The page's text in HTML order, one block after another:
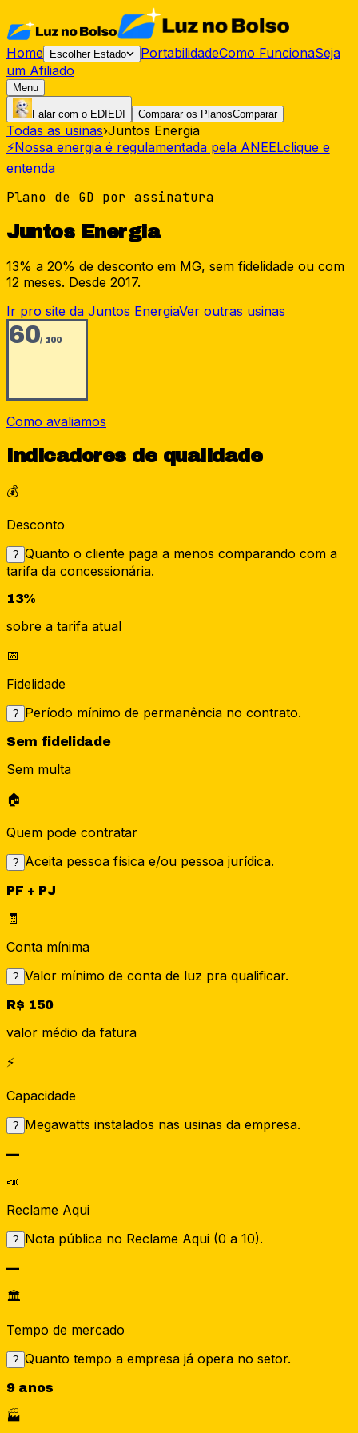
Home Escolher Estado PortabilidadeComo FuncionaSeja
um Afiliado
Menu
Falar com o EDI EDI Comparar os PlanosComparar
Todas as usinas›Juntos Energia
⚡Nossa energia é regulamentada pela ANEELclique e
entenda
Plano de GD por assinatura
Juntos Energia
13% a 20% de desconto em MG, sem fidelidade ou com
12 meses. Desde 2017.
Ir pro site da Juntos EnergiaVer outras usinas
60/ 100
Como avaliamos
Indicadores de qualidade
💰
Desconto
? Quanto o cliente paga a menos comparando com a
tarifa da concessionária.
13%
sobre a tarifa atual
📅
Fidelidade
? Período mínimo de permanência no contrato.
Sem fidelidade
Sem multa
🏠
Quem pode contratar
? Aceita pessoa física e/ou pessoa jurídica.
PF + PJ
🧾
Conta mínima
? Valor mínimo de conta de luz pra qualificar.
R$ 150
valor médio da fatura
⚡
Capacidade
? Megawatts instalados nas usinas da empresa.
—
📣
Reclame Aqui
? Nota pública no Reclame Aqui (0 a 10).
—
🏛️
Tempo de mercado
? Quanto tempo a empresa já opera no setor.
9 anos
🏭